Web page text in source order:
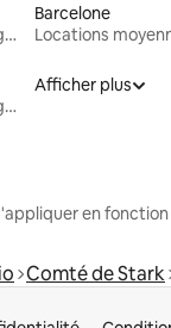
Locations moyenne et longue durée
Barcelone
Locations moyenne et longue durée
Afficher plus
en
Comté de Stark